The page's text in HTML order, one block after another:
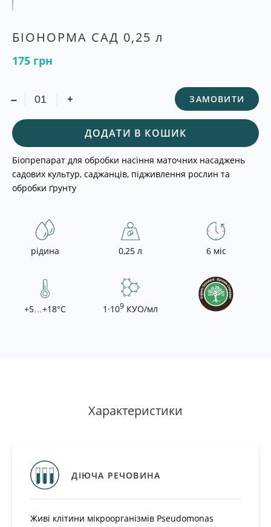
БІОНОРМА САД 0,25 л
175 грн
Біопрепарат для обробки насіння маточних насаджень
садових культур, саджанців, підживлення рослин та обробки
ґрунту
рідина 0,25 л 6 міс
+5…+18°С 1·109 КУО/мл
- + ЗАМОВИТИ
ДОДАТИ В КОШИК
кошик
Характеристики
ДІЮЧА РЕЧОВИНА
Живі клітини мікроорганізмів Pseudomonas